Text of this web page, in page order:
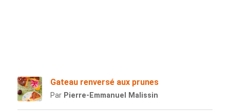
Gateau renversé aux prunes
Par Pierre-Emmanuel Malissin